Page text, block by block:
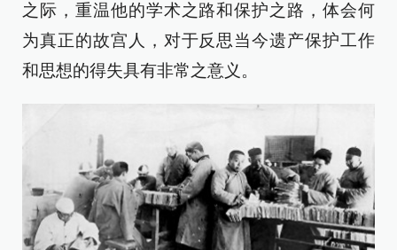
之际，重温他的学术之路和保护之路，体会何
为真正的故宫人，对于反思当今遗产保护工作
和思想的得失具有非常之意义。